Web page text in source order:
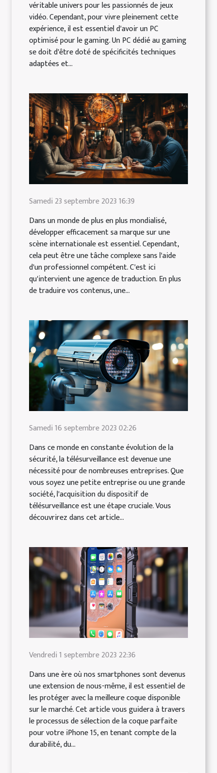
véritable univers pour les passionnés de jeux
vidéo. Cependant, pour vivre pleinement cette
expérience, il est essentiel d'avoir un PC
optimisé pour le gaming. Un PC dédié au gaming
se doit d'être doté de spécificités techniques
adaptées et...
Samedi 23 septembre 2023 16:39
Dans un monde de plus en plus mondialisé,
développer efficacement sa marque sur une
scène internationale est essentiel. Cependant,
cela peut être une tâche complexe sans l'aide
d'un professionnel compétent. C'est ici
qu'intervient une agence de traduction. En plus
de traduire vos contenus, une...
Samedi 16 septembre 2023 02:26
Dans ce monde en constante évolution de la
sécurité, la télésurveillance est devenue une
nécessité pour de nombreuses entreprises. Que
vous soyez une petite entreprise ou une grande
société, l'acquisition du dispositif de
télésurveillance est une étape cruciale. Vous
découvrirez dans cet article...
Vendredi 1 septembre 2023 22:36
Dans une ère où nos smartphones sont devenus
une extension de nous-même, il est essentiel de
les protéger avec la meilleure coque disponible
sur le marché. Cet article vous guidera à travers
le processus de sélection de la coque parfaite
pour votre iPhone 15, en tenant compte de la
durabilité, du...